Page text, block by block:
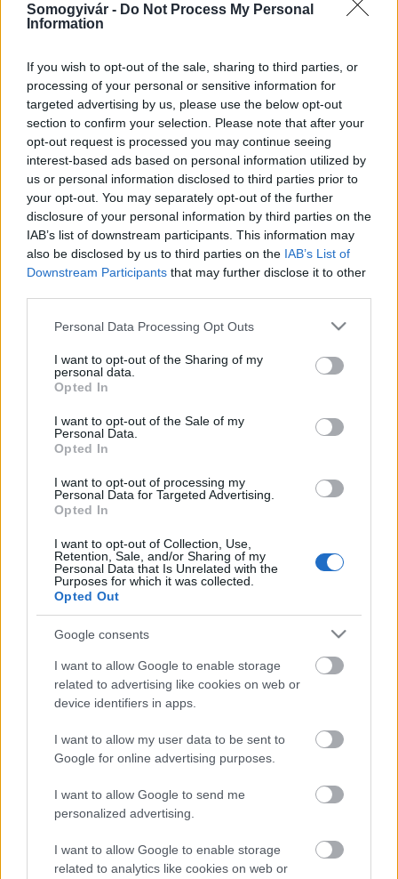
Somogyivár - Do Not Process My Personal
Information
If you wish to opt-out of the sale, sharing to third parties, or
processing of your personal or sensitive information for
targeted advertising by us, please use the below opt-out
section to confirm your selection. Please note that after your
opt-out request is processed you may continue seeing
interest-based ads based on personal information utilized by
us or personal information disclosed to third parties prior to
your opt-out. You may separately opt-out of the further
disclosure of your personal information by third parties on the
IAB’s list of downstream participants. This information may
also be disclosed by us to third parties on the IAB’s List of
Downstream Participants that may further disclose it to other
Please note that this website/app uses one or more Google
not limited to your visit or usage behaviour. You may click to
grant or deny consent to Google and its third-party tags to
use your data for below specified purposes in below Google
consent section.
Personal Data Processing Opt Outs
I want to opt-out of the Sharing of my
personal data.
Opted In
I want to opt-out of the Sale of my
Personal Data.
Opted In
I want to opt-out of processing my
Personal Data for Targeted Advertising.
Opted In
I want to opt-out of Collection, Use,
Retention, Sale, and/or Sharing of my
Personal Data that Is Unrelated with the
Purposes for which it was collected.
Opted Out
Google consents
I want to allow Google to enable storage
related to advertising like cookies on web or
device identifiers in apps.
I want to allow my user data to be sent to
Google for online advertising purposes.
I want to allow Google to send me
personalized advertising.
I want to allow Google to enable storage
related to analytics like cookies on web or
LEGFRISSEBB
Aktuális
KEVESEBB FÉNYT!
Országos hírek oktatás továbbképzés
Kecskeméten is szakirányú
továbbképzésekkel erősít a Gál Ferenc
Egyetem
Feltárulnak a Balaton titkai
Az üledékből vett minták alapján az elmúlt 11 ezer év
legszárazabb időszakában akár 0,7-1,7 méterrel alacsonyabban
állhatott a Balaton vize. A klímamodellek szerint a tó évtizedek
tapasztalt állapotokhoz is közel kerülhet - derült ki az ELTE
Környezet- és Tájföldrajzi Tanszék, a Pannon Egyetem és a
vizsgálatából.
Országos hírek
A LAKOSSÁGRA IS FONTOS SZEREP HÁRUL A
SZÚNYOGINVÁZIÓ ELKERÜLÉSÉBEN
HÍRDETÉS
HÍRDETÉS
LEGOLVASOTTABB